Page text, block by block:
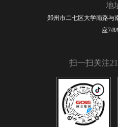
地
郑州市二七区大学南路与
座7/
扫一扫关注